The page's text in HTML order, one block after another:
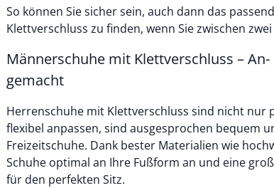
So können Sie sicher sein, auch dann das
Klettverschluss zu finden, wenn Sie zwischen
Männerschuhe mit Klettverschluss –
gemacht
Herrenschuhe mit Klettverschluss sind nicht nur
flexibel anpassen, sind ausgesprochen bequem
Freizeitschuhe. Dank bester Materialien wie
Schuhe optimal an Ihre Fußform an und eine
für den perfekten Sitz.